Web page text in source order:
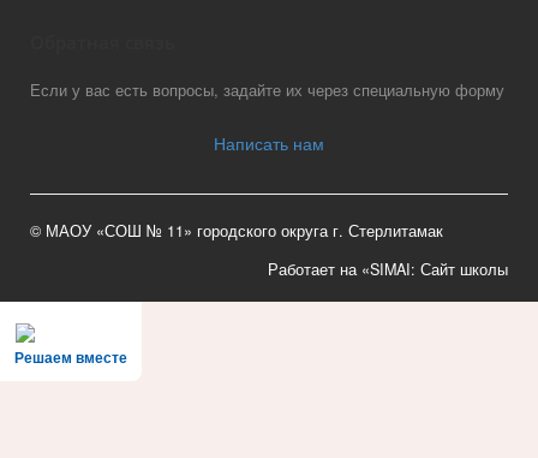
Если у вас есть вопросы, задайте их через специальную форму
Написать нам
© МАОУ «СОШ № 11» городского округа г. Стерлитамак
Работает на «SIMAI: Сайт школы
Решаем вместе